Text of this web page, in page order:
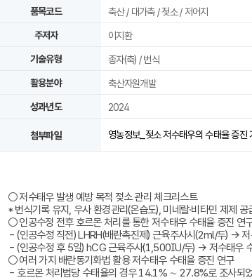
품목코드 축산 / 대가축 / 젖소 / 저어지
주저자 이지환
기술유형 종자(축) / 번식
활용분야 축산자원개발
성과년도 2024
첨부파일 영농정보_젖소 저수태우의 수태율 증
○ 저수태우 발생 예방 목적 젖소 관리 체크리스트
* 번식기록 유지, 우사 환경관리(온습도), 미네랄·비타민 제제
○ 인공수정 전후 호르몬 처리를 통한 저수태우 수태율 증진 연
- (인공수정 직전) LHRH(배란촉진제) 근육주사시(2ml/두) →
- (인공수정 후 5일) hCG 근육주사(1,500IU/두) → 저수태우
○ 여러 가지 배란동기화법 활용 저수태우 수태율 증진 연구
- 호르몬 처리법당 수태율의 경우 14.1% ∼ 27.8%로 조사되